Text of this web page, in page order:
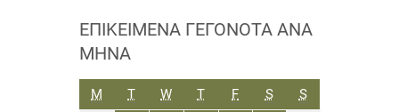
ΕΠΙΚΕΊΜΕΝΑ ΓΕΓΟΝΌΤΑ ΑΝΆ
ΜΉΝΑ
M ΔΕΥΤΈΡΑ
TΤΡΊΤΗ
WΤΕΤΆΡΤΗ
TΠΈΜΠΤΗ
FΠΑΡΑΣΚΕΥΉ
SΣΆΒΒΑΤΟ
SΚΥΡΙΑΚΉ